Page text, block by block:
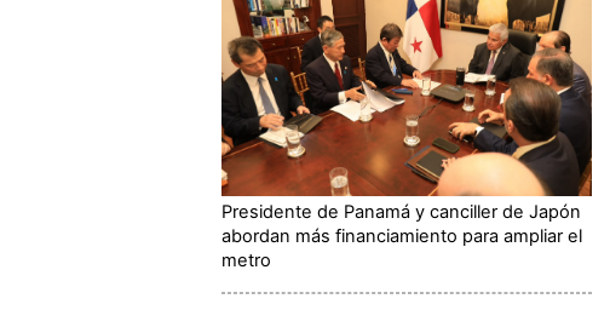
Presidente de Panamá y canciller de Japón
abordan más financiamiento para ampliar el
metro